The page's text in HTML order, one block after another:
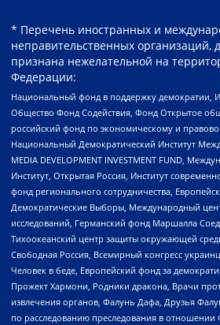
* Перечень иностранных и
неправительственных организаций,
признана нежелательной на
Федерации:
Национальный фонд в поддержку демократии,
Общество Фонд Содействия, Фонд Открытое
российский фонд по экономическому и
Национальный Демократический Институт
MEDIA DEVELOPMENT INVESTMENT FUND,
Институт, Открытая Россия, Институт
фонд регионального сотрудничества,
Демократические Выборы, Международный
исследований, Германский фонд Маршалла
Тихоокеанский центр защиты окружающей
Свободная Россия, Всемирный конгресс
Человек в беде, Европейский фонд за
Прожект Хармони, Родники дракона, Врачи
извлечения органов, Фалунь Дафа, Друзья
по расследованию преследования в отношении